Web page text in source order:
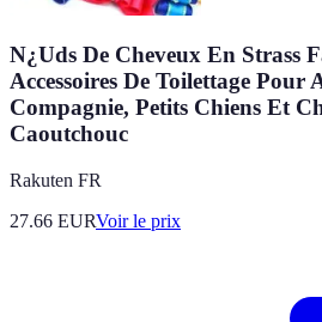
N¿Uds De Cheveux En Strass
Accessoires De Toilettage Pour
Compagnie, Petits Chiens Et
Caoutchouc
Rakuten FR
27.66 EURVoir le prix